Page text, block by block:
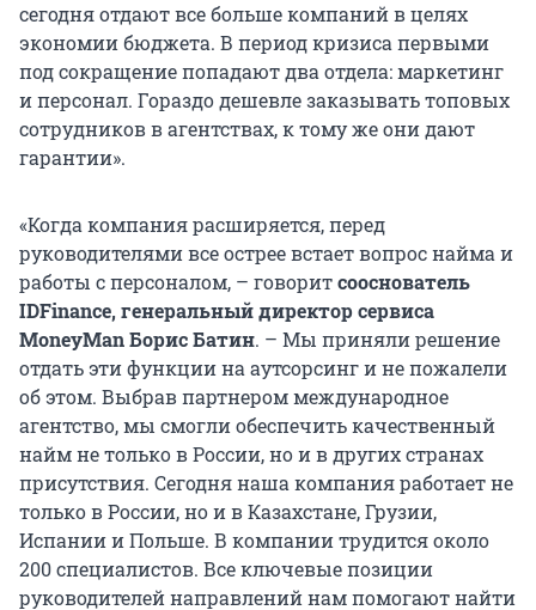
сегодня отдают все больше компаний в целях
экономии бюджета. В период кризиса первыми
под сокращение попадают два отдела: маркетинг
и персонал. Гораздо дешевле заказывать топовых
сотрудников в агентствах, к тому же они дают
гарантии».
«Когда компания расширяется, перед
руководителями все острее встает вопрос найма и
работы с персоналом, – говоритсооснователь
IDFinance, генеральный директор сервиса
MoneyMan Борис Батин. – Мы приняли решение
отдать эти функции на аутсорсинг и не пожалели
об этом. Выбрав партнером международное
агентство, мы смогли обеспечить качественный
найм не только в России, но и в других странах
присутствия. Сегодня наша компания работает не
только в России, но и в Казахстане, Грузии,
Испании и Польше. В компании трудится около
200 специалистов. Все ключевые позиции
руководителей направлений нам помогают найти